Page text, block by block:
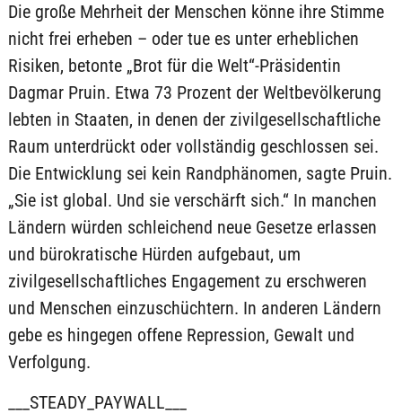
Die große Mehrheit der Menschen könne ihre Stimme
nicht frei erheben – oder tue es unter erheblichen
Risiken, betonte „Brot für die Welt“-Präsidentin
Dagmar Pruin. Etwa 73 Prozent der Weltbevölkerung
lebten in Staaten, in denen der zivilgesellschaftliche
Raum unterdrückt oder vollständig geschlossen sei.
Die Entwicklung sei kein Randphänomen, sagte Pruin.
„Sie ist global. Und sie verschärft sich.“ In manchen
Ländern würden schleichend neue Gesetze erlassen
und bürokratische Hürden aufgebaut, um
zivilgesellschaftliches Engagement zu erschweren
und Menschen einzuschüchtern. In anderen Ländern
gebe es hingegen offene Repression, Gewalt und
Verfolgung.
___STEADY_PAYWALL___